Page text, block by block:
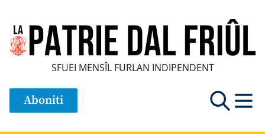
SFUEI MENSÎL FURLAN INDIPENDENT
Aboniti